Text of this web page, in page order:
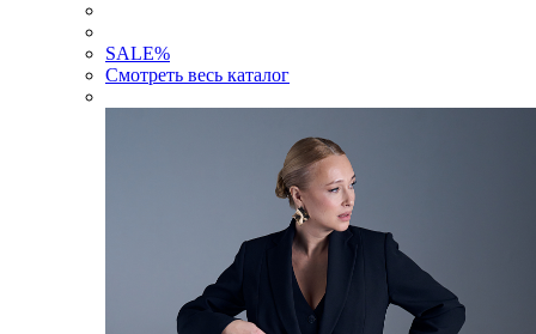
SALE%
Смотреть весь каталог